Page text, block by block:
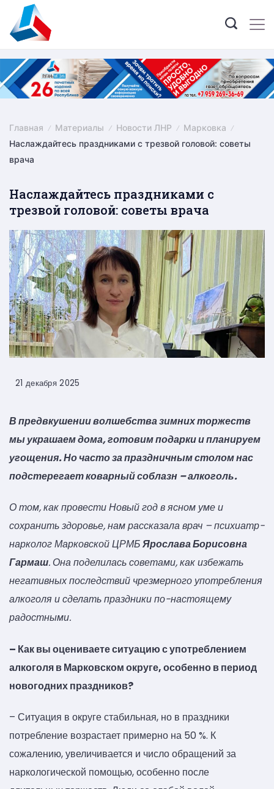
content
Главная Материалы Новости ЛНР
Марковка
Наслаждайтесь праздниками с трезвой головой: советы
врача
Наслаждайтесь праздниками с
трезвой головой: советы врача
21 декабря 2025
В предвкушении волшебства зимних торжеств
мы украшаем дома, готовим подарки и планируем
угощения. Но часто за праздничным столом нас
подстерегает коварный соблазн – алкоголь.
О том, как провести Новый год в ясном уме и
сохранить здоровье, нам рассказала врач – психиатр-
нарколог Марковской ЦРМБЯрослава Борисовна
Гармаш. Она поделилась советами, как избежать
негативных последствий чрезмерного употребления
алкоголя и сделать праздники по-настоящему
радостными.
– Как вы оцениваете ситуацию с употреблением
алкоголя в Марковском округе, особенно в период
новогодних праздников?
– Ситуация в округе стабильная, но в праздники
потребление возрастает примерно на 50 %. К
сожалению, увеличивается и число обращений за
наркологической помощью, особенно после